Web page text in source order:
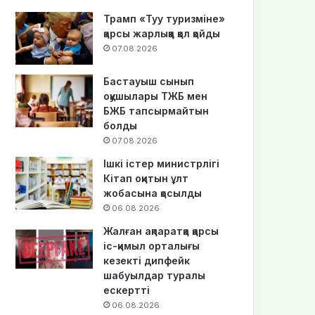
Трамп «Туу туризміне»
қарсы жарлыққа қол қойды
07.08.2026
Бастауыш сынып
оқушылары ТЖБ мен
БЖБ тапсырмайтын
болды
07.08.2026
Ішкі істер министрлігі
Кітап оқитын ұлт
жобасына қосылды
06.08.2026
Жалған ақпаратқа қарсы
іс-қимыл орталығы
кезекті дипфейк
шабуылдар туралы
ескертті
06.08.2026